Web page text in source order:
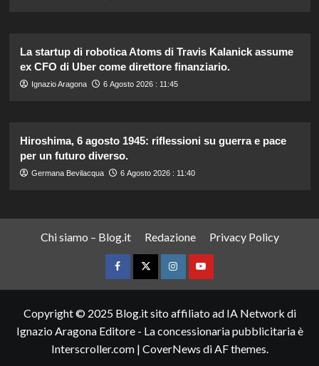
La startup di robotica Atoms di Travis Kalanick assume
ex CFO di Uber come direttore finanziario.
Ignazio Aragona 6 Agosto 2026 : 11:45
Hiroshima, 6 agosto 1945: riflessioni su guerra e pace
per un futuro diverso.
Germana Bevilacqua 6 Agosto 2026 : 11:40
Chi siamo – Blog.it Redazione Privacy Policy
FacebookTwitterInstagramYouTube
Copyright © 2025 Blog.it sito affiliato ad IA Network di
Ignazio Aragona Editore - La concessionaria pubblicitaria è
Interscroller.com | CoverNews di AF themes.